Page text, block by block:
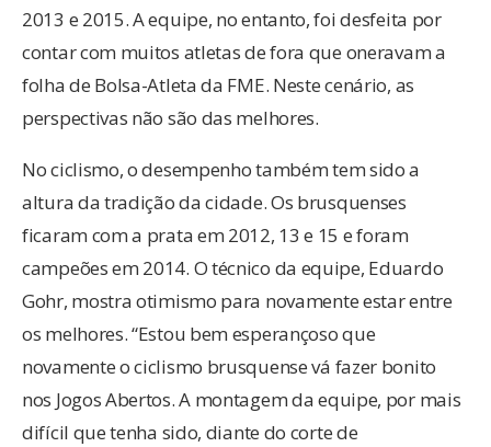
2013 e 2015. A equipe, no entanto, foi desfeita por
contar com muitos atletas de fora que oneravam a
folha de Bolsa-Atleta da FME. Neste cenário, as
perspectivas não são das melhores.
No ciclismo, o desempenho também tem sido a
altura da tradição da cidade. Os brusquenses
ficaram com a prata em 2012, 13 e 15 e foram
campeões em 2014. O técnico da equipe, Eduardo
Gohr, mostra otimismo para novamente estar entre
os melhores. “Estou bem esperançoso que
novamente o ciclismo brusquense vá fazer bonito
nos Jogos Abertos. A montagem da equipe, por mais
difícil que tenha sido, diante do corte de